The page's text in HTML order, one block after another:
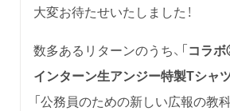
大変お待たせいたしました！
数多あるリターンのうち、「コラ
インターン生アンジー特製Tシャ
「公務員のための新しい広報の教